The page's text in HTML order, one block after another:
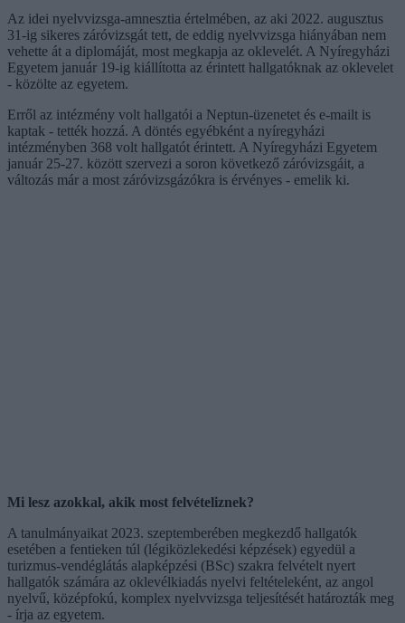
Az idei nyelvvizsga-amnesztia értelmében, az aki 2022. augusztus
31-ig sikeres záróvizsgát tett, de eddig nyelvvizsga hiányában nem
vehette át a diplomáját, most megkapja az oklevelét. A Nyíregyházi
Egyetem január 19-ig kiállította az érintett hallgatóknak az oklevelet
- közölte az egyetem.
Erről az intézmény volt hallgatói a Neptun-üzenetet és e-mailt is
kaptak - tették hozzá. A döntés egyébként a nyíregyházi
intézményben 368 volt hallgatót érintett. A Nyíregyházi Egyetem
január 25-27. között szervezi a soron következő záróvizsgáit, a
változás már a most záróvizsgázókra is érvényes - emelik ki.
Mi lesz azokkal, akik most felvételiznek?
A tanulmányaikat 2023. szeptemberében megkezdő hallgatók
esetében a fentieken túl (légiközlekedési képzések) egyedül a
turizmus-vendéglátás alapképzési (BSc) szakra felvételt nyert
hallgatók számára az oklevélkiadás nyelvi feltételeként, az angol
nyelvű, középfokú, komplex nyelvvizsga teljesítését határozták meg
- írja az egyetem.